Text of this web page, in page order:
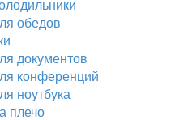
обедов
документов
конференций
ноутбука
плечо